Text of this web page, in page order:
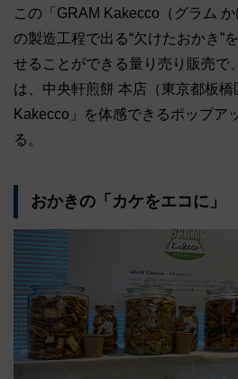
この「GRAM Kakecco（グラム
の製造工程で出る“欠けたおかき”
せることができる量り売り販売で
は、中央軒煎餅 本店（東京都板橋
Kakecco」を体感できるポップア
る。
おかきの「カケをエコに」